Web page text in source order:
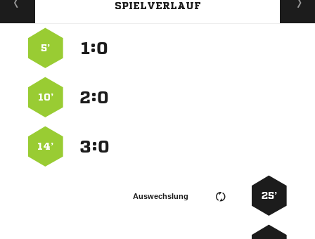
SPIELVERLAUF
:
5’
:
10’
:
14’
25’
Auswechslung